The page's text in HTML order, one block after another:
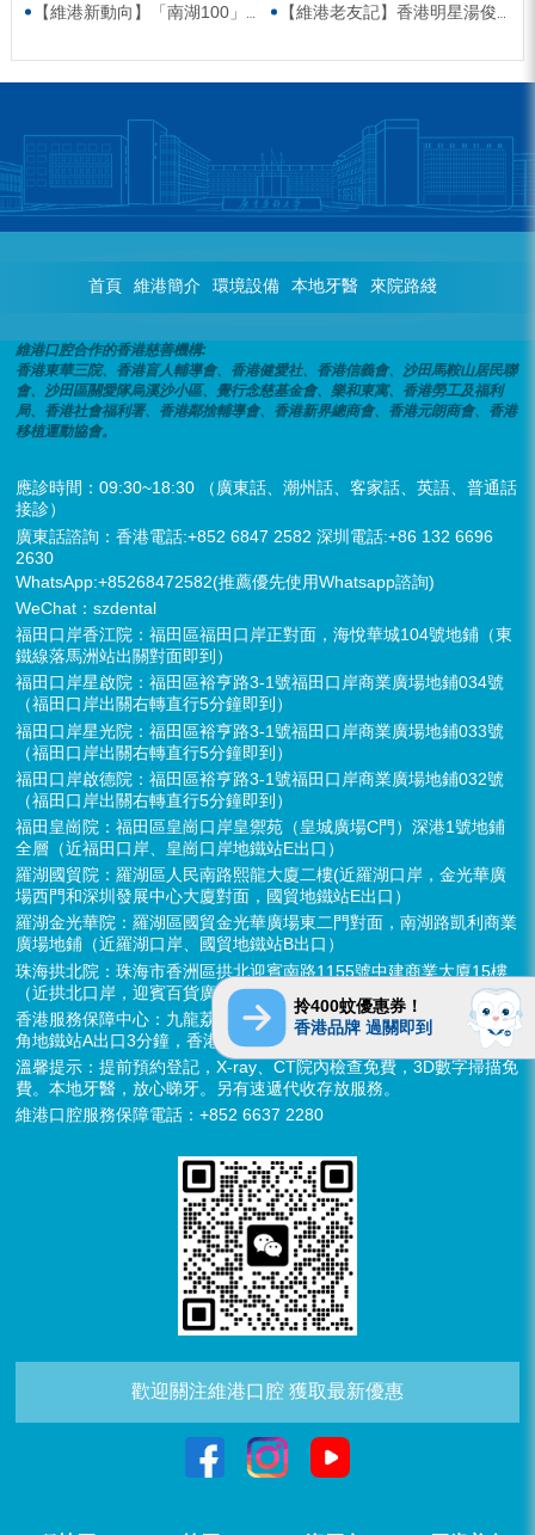
【維港新動向】「南湖100」品牌發佈會 維港口腔獲評「突出貢獻企業」殊榮
【維港老友記】香港明星湯俊明驚喜現身維港口腔 擔任明星一日店長！
首頁 維港簡介 環境設備 本地牙醫 來院路綫
維港口腔合作的香港慈善機構:
香港東華三院、香港盲人輔導會、香港健愛社、香港信義會、沙田馬鞍山居民聯
會、沙田區關愛隊烏溪沙小區、覺行念慈基金會、樂和東寓、香港勞工及福利
局、香港社會福利署、香港鄰捨輔導會、香港新界總商會、香港元朗商會、香港
移植運動協會。
應診時間：09:30~18:30 （廣東話、潮州話、客家話、英語、普通話
接診）
廣東話諮詢：香港電話:+852 6847 2582 深圳電話:+86 132 6696
2630
WhatsApp:+85268472582(推薦優先使用Whatsapp諮詢)
WeChat：szdental
福田口岸香江院：福田區福田口岸正對面，海悅華城104號地鋪（東
鐵線落馬洲站出關對面即到）
福田口岸星啟院：福田區裕亨路3-1號福田口岸商業廣場地鋪034號
（福田口岸出關右轉直行5分鐘即到）
福田口岸星光院：福田區裕亨路3-1號福田口岸商業廣場地鋪033號
（福田口岸出關右轉直行5分鐘即到）
福田口岸啟德院：福田區裕亨路3-1號福田口岸商業廣場地鋪032號
（福田口岸出關右轉直行5分鐘即到）
福田皇崗院：福田區皇崗口岸皇禦苑（皇城廣場C門）深港1號地鋪
全層（近福田口岸、皇崗口岸地鐵站E出口）
羅湖國貿院：羅湖區人民南路熙龍大廈二樓(近羅湖口岸，金光華廣
場西門和深圳發展中心大廈對面，國貿地鐵站E出口）
羅湖金光華院：羅湖區國貿金光華廣場東二門對面，南湖路凱利商業
廣場地鋪（近羅湖口岸、國貿地鐵站B出口）
珠海拱北院：珠海市香洲區拱北迎賓南路1155號中建商業大廈15樓
（近拱北口岸，迎賓百貨廣場對面）
香港服務保障中心：九龍荔枝角長裕街11號定豐中心1306室（荔枝
角地鐵站A出口3分鐘，香港辦公室暫不應診，提供網絡諮詢）
溫馨提示：提前預約登記，X-ray、CT院內檢查免費，3D數字掃描免
費。本地牙醫，放心睇牙。另有速遞代收存放服務。
維港口腔服務保障電話：+852 6637 2280
歡迎關注維港口腔 獲取最新優惠
拎400蚊優惠券！
香港品牌 過關即到